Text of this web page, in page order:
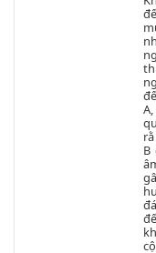
Tiểu đêm &
Tiểu tiện -
Triệu chứng gan
Triệu chứng Hô
Tất cả danh
B